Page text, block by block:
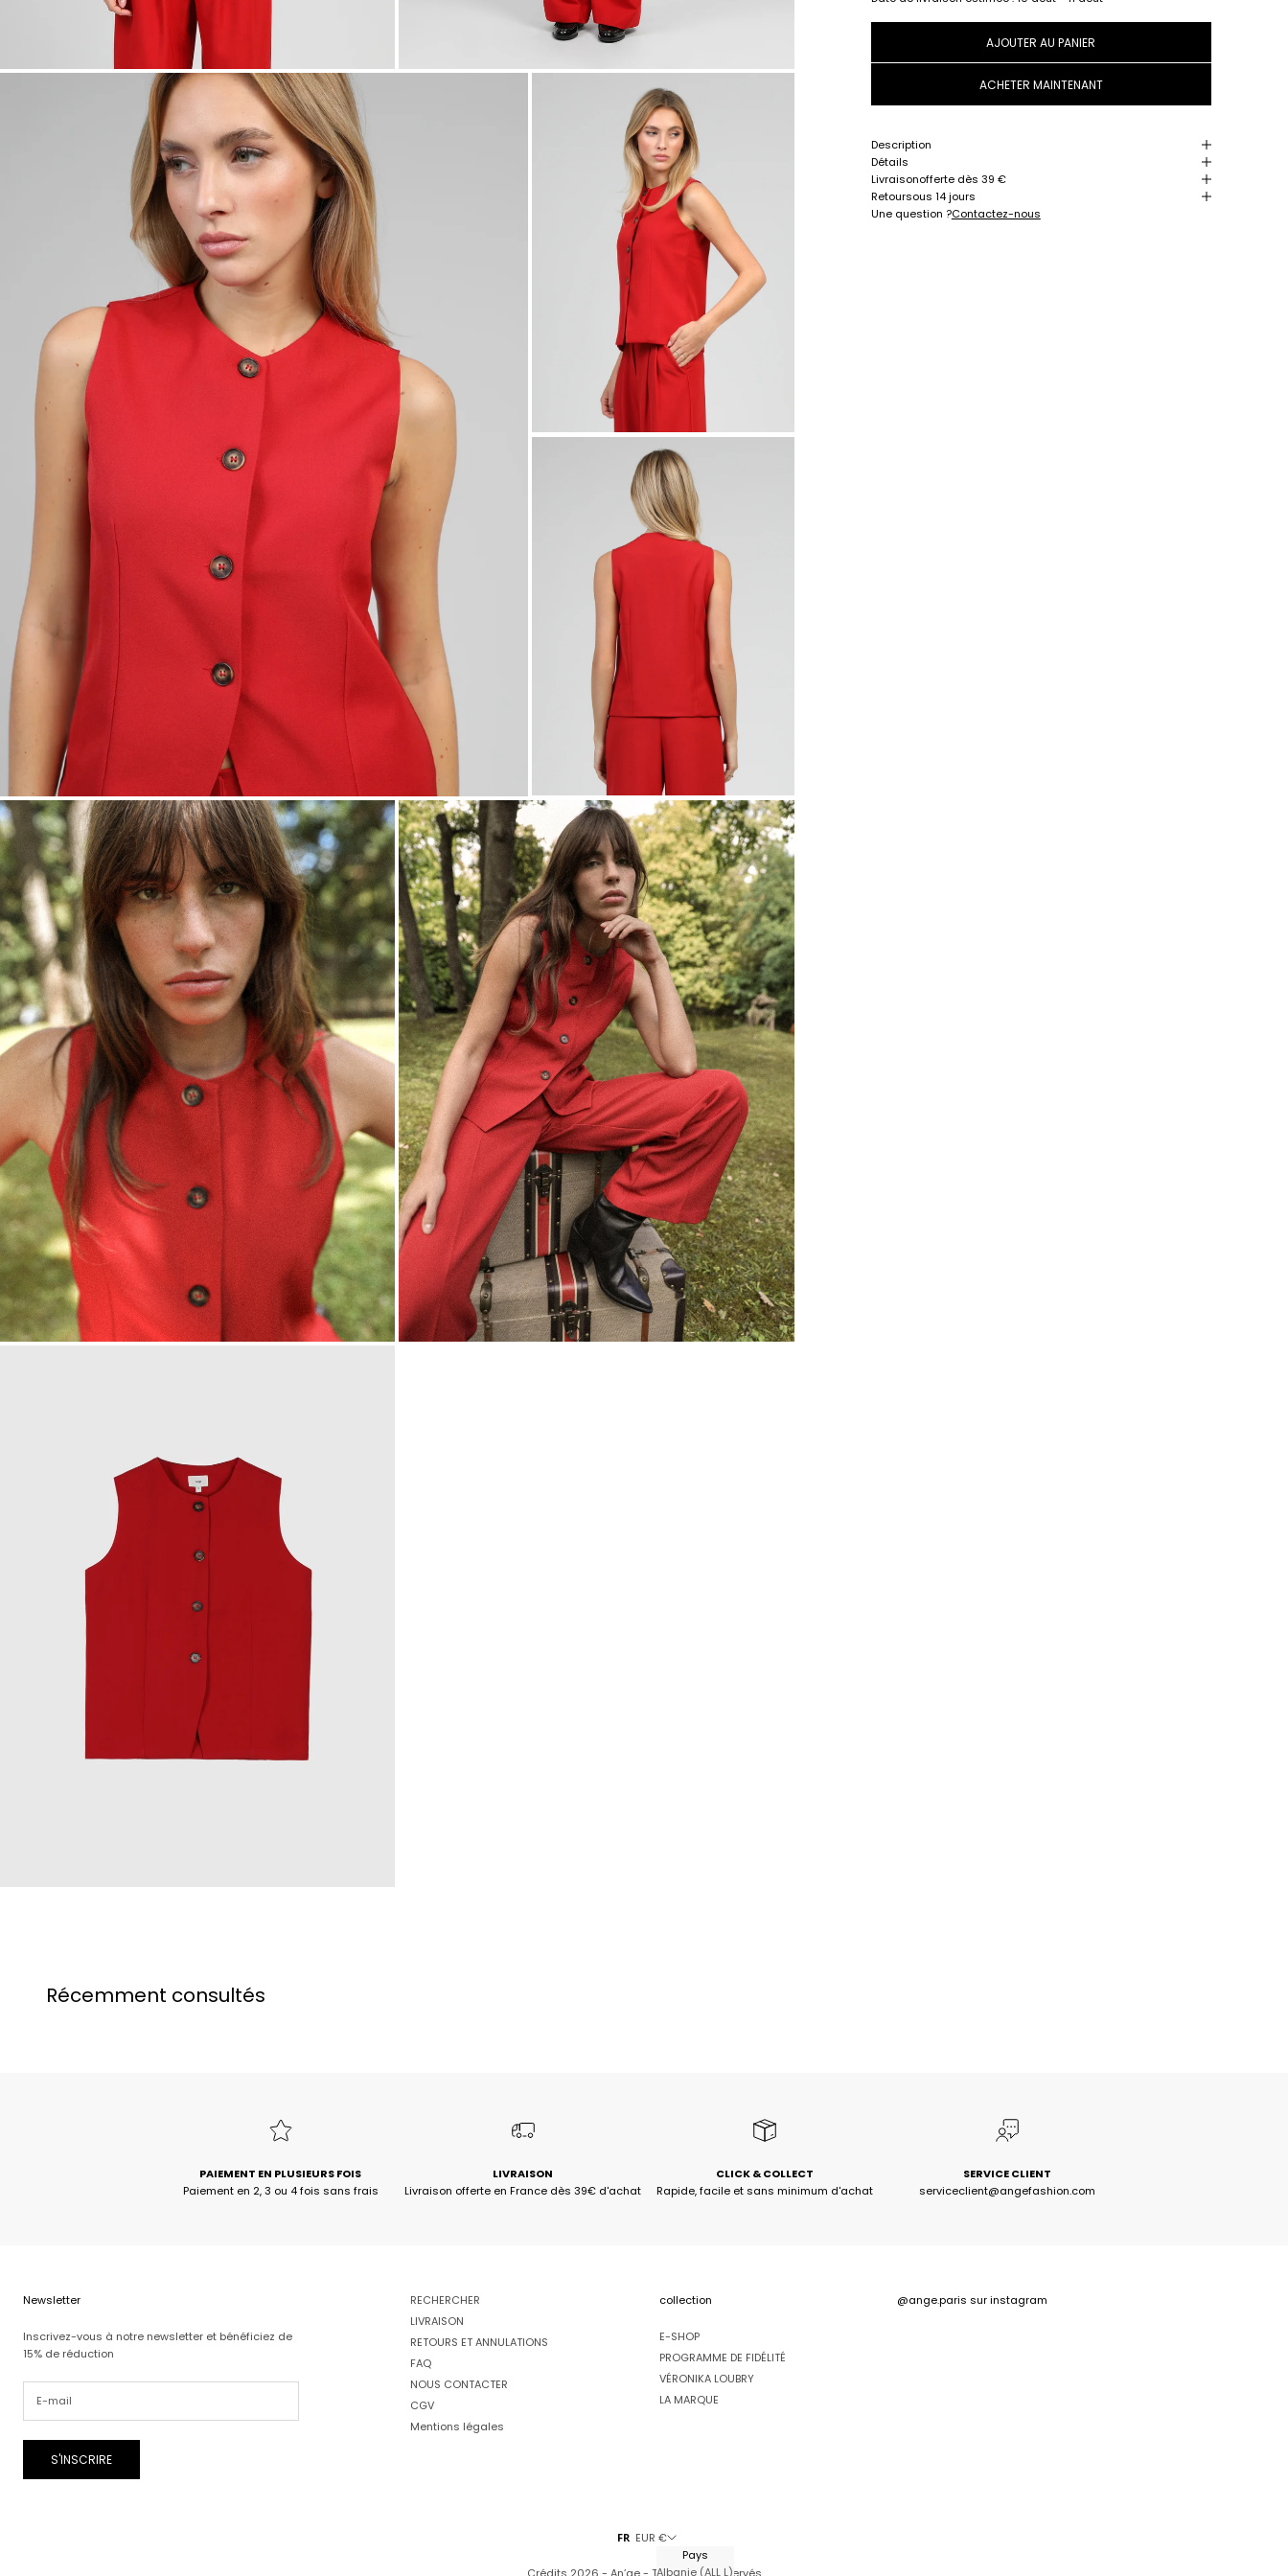
AJOUTER AU PANIER
ACHETER MAINTENANT
Description
Détails
Livraisonofferte dès 39 €
Retoursous 14 jours
Une question ?Contactez-nous
Récemment consultés
PAIEMENT EN PLUSIEURS FOIS
Paiement en 2, 3 ou 4 fois sans frais
LIVRAISON
Livraison offerte en France dès 39€ d'achat
CLICK & COLLECT
Rapide, facile et sans minimum d'achat
SERVICE CLIENT
serviceclient@angefashion.com
Newsletter
Inscrivez-vous à notre newsletter et bénéficiez de
15% de réduction
S'INSCRIRE
RECHERCHER
LIVRAISON
RETOURS ET ANNULATIONS
FAQ
NOUS CONTACTER
CGV
Mentions légales
collection
E-SHOP
PROGRAMME DE FIDÉLITÉ
VÉRONIKA LOUBRY
LA MARQUE
@ange.paris sur instagram
FR EUR €
Pays
Albanie (ALL L)